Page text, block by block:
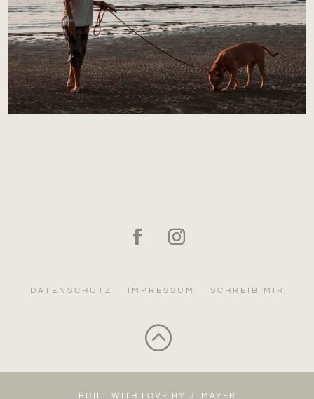
DATENSCHUTZ IMPRESSUM SCHREIB MIR
:
BUILT WITH LOVE BY J. MAYER